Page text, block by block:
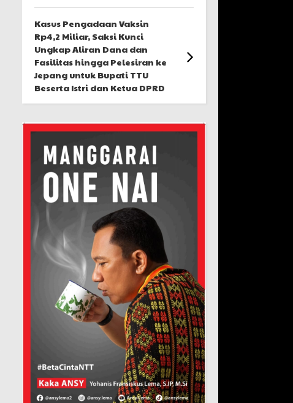
Kasus Pengadaan Vaksin
Rp4,2 Miliar, Saksi Kunci
Ungkap Aliran Dana dan
Fasilitas hingga Pelesiran ke
Jepang untuk Bupati TTU
Beserta Istri dan Ketua DPRD